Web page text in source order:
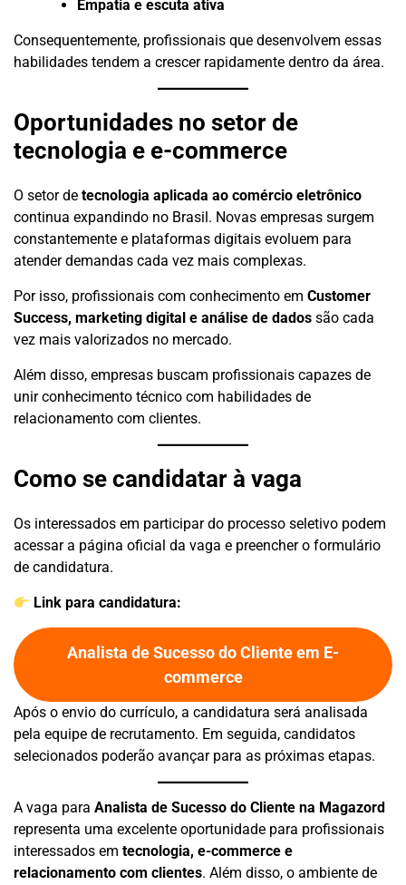
Empatia e escuta ativa
Consequentemente, profissionais que desenvolvem essas
habilidades tendem a crescer rapidamente dentro da área.
Oportunidades no setor de
tecnologia e e-commerce
O setor de tecnologia aplicada ao comércio eletrônico
continua expandindo no Brasil. Novas empresas surgem
constantemente e plataformas digitais evoluem para
atender demandas cada vez mais complexas.
Por isso, profissionais com conhecimento em Customer
Success, marketing digital e análise de dados são cada
vez mais valorizados no mercado.
Além disso, empresas buscam profissionais capazes de
unir conhecimento técnico com habilidades de
relacionamento com clientes.
Como se candidatar à vaga
Os interessados em participar do processo seletivo podem
acessar a página oficial da vaga e preencher o formulário
de candidatura.
Link para candidatura:
Analista de Sucesso do Cliente em E-
commerce
Após o envio do currículo, a candidatura será analisada
pela equipe de recrutamento. Em seguida, candidatos
selecionados poderão avançar para as próximas etapas.
A vaga para Analista de Sucesso do Cliente na Magazord
representa uma excelente oportunidade para profissionais
interessados em tecnologia, e-commerce e
relacionamento com clientes. Além disso, o ambiente de